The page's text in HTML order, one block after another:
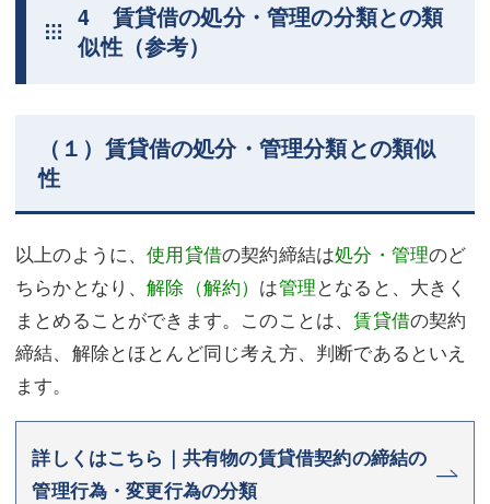
4 賃貸借の処分・管理の分類との類
似性（参考）
（１）賃貸借の処分・管理分類との類似
性
以上のように、使用貸借の契約締結は処分・管理のど
ちらかとなり、解除（解約） は管理となると、大きく
まとめることができます。このことは、賃貸借の契約
締結、解除とほとんど同じ考え方、判断であるといえ
ます。
詳しくはこちら｜共有物の賃貸借契約の締結の
管理行為・変更行為の分類